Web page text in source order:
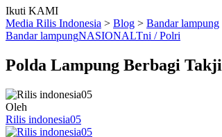
Ikuti KAMI
Media Rilis Indonesia > Blog > Bandar lampung
Bandar lampungNASIONALTni / Polri
Polda Lampung Berbagi
Oleh
Rilis indonesia05